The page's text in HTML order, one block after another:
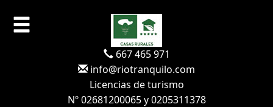
667 465 971
info@riotranquilo.com
Licencias de turismo
Nº 02681200065 y 0205311378